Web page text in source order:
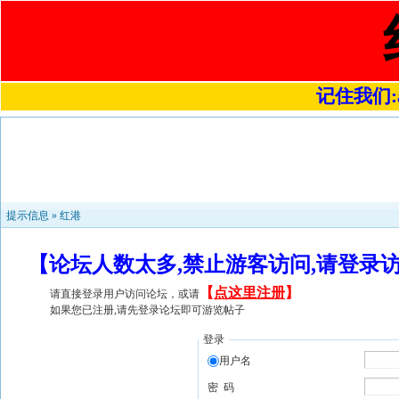
记住我们
提示信息 » 红港
【论坛人数太多,禁止游客访问,请登
请直接登录用户访问论坛，或请 【 点这里注册】
如果您已注册,请先登录论坛即可游览帖子
登录
用户名
密 码